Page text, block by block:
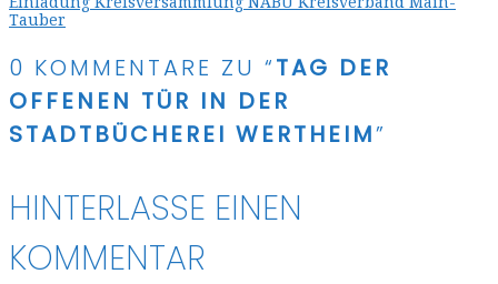
Tauber
0 KOMMENTARE ZU “TAG DER
OFFENEN TÜR IN DER
STADTBÜCHEREI WERTHEIM”
HINTERLASSE EINEN
KOMMENTAR